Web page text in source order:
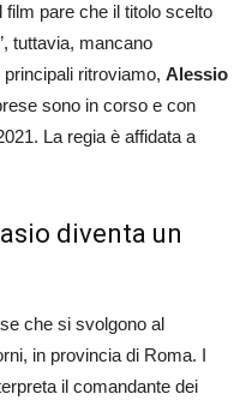
pare che il titolo scelto
tuttavia, mancano
ritroviamo, Alessio
sono in corso e con
La regia è affidata a
diventa un
che si svolgono al
in provincia di Roma. I
il comandante dei